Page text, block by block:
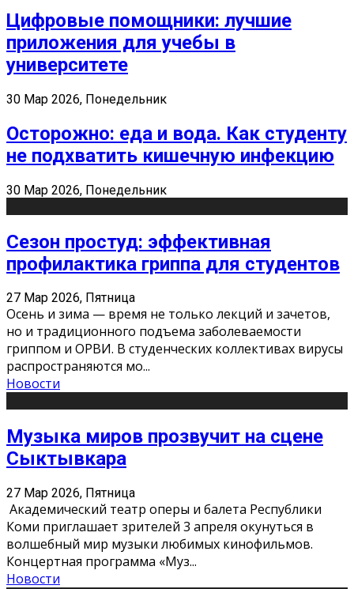
Цифровые помощники: лучшие
приложения для учебы в
университете
30 Мар 2026, Понедельник
Осторожно: еда и вода. Как студенту
не подхватить кишечную инфекцию
30 Мар 2026, Понедельник
Сезон простуд: эффективная
профилактика гриппа для студентов
27 Мар 2026, Пятница
Осень и зима — время не только лекций и зачетов,
но и традиционного подъема заболеваемости
гриппом и ОРВИ. В студенческих коллективах вирусы
распространяются мо...
Новости
Музыка миров прозвучит на сцене
Сыктывкара
27 Мар 2026, Пятница
Академический театр оперы и балета Республики
Коми приглашает зрителей 3 апреля окунуться в
волшебный мир музыки любимых кинофильмов.
Концертная программа «Муз...
Новости